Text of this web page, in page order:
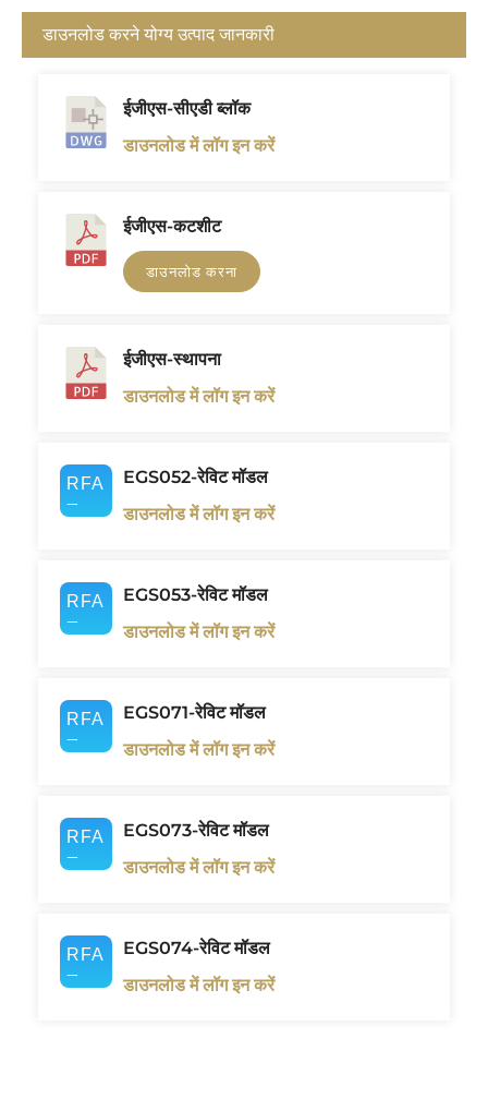
डाउनलोड करने योग्य उत्पाद जानकारी
ईजीएस-सीएडी ब्लॉक
डाउनलोड में लॉग इन करें
ईजीएस-कटशीट
डाउनलोड करना
ईजीएस-स्थापना
डाउनलोड में लॉग इन करें
EGS052-रेविट मॉडल
डाउनलोड में लॉग इन करें
EGS053-रेविट मॉडल
डाउनलोड में लॉग इन करें
EGS071-रेविट मॉडल
डाउनलोड में लॉग इन करें
EGS073-रेविट मॉडल
डाउनलोड में लॉग इन करें
EGS074-रेविट मॉडल
डाउनलोड में लॉग इन करें